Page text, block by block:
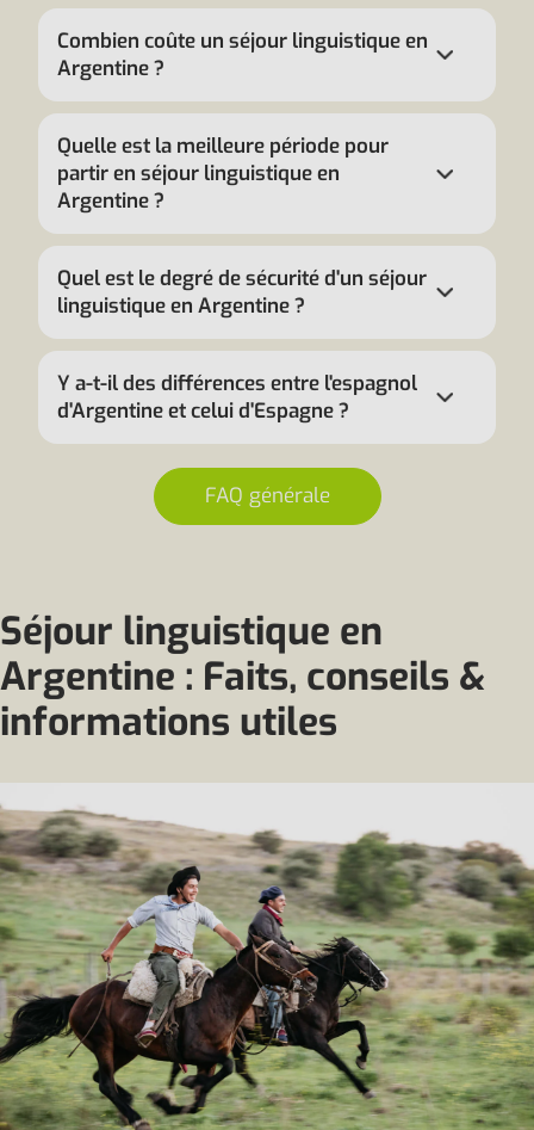
Combien coûte un séjour linguistique en
Argentine ?
Quelle est la meilleure période pour
partir en séjour linguistique en
Argentine ?
Quel est le degré de sécurité d'un séjour
linguistique en Argentine ?
Y a-t-il des différences entre l'espagnol
d'Argentine et celui d'Espagne ?
FAQ générale
Séjour linguistique en
Argentine : Faits, conseils &
informations utiles